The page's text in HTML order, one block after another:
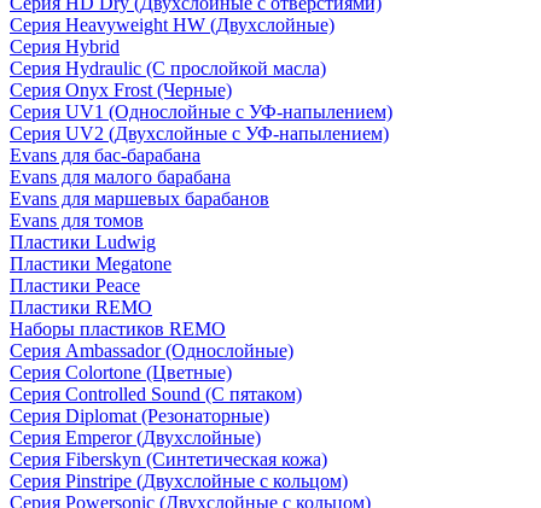
Серия Heavyweight HW (Двухслойные)
Серия Hybrid
Серия Hydraulic (С прослойкой масла)
Серия Onyx Frost (Черные)
Серия UV1 (Однослойные с УФ-напылением)
Серия UV2 (Двухслойные с УФ-напылением)
Evans для бас-барабана
Evans для малого барабана
Evans для маршевых барабанов
Evans для томов
Пластики Ludwig
Пластики Megatone
Пластики Peace
Пластики REMO
Наборы пластиков REMO
Серия Ambassador (Однослойные)
Серия Colortone (Цветные)
Серия Controlled Sound (С пятаком)
Серия Diplomat (Резонаторные)
Серия Emperor (Двухслойные)
Серия Fiberskyn (Синтетическая кожа)
Серия Pinstripe (Двухслойные с кольцом)
Серия Powersonic (Двухслойные с кольцом)